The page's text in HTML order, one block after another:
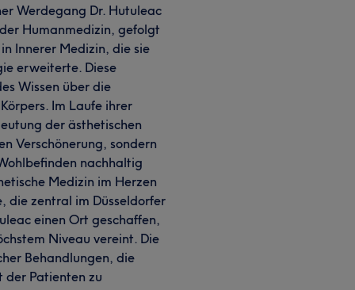
Werdegang Dr. Hutuleac
Humanmedizin, gefolgt
Innerer Medizin, die sie
erweiterte. Diese
Wissen über die
Im Laufe ihrer
der ästhetischen
Verschönerung, sondern
nachhaltig
Medizin im Herzen
die zentral im Düsseldorfer
einen Ort geschaffen,
Niveau vereint. Die
Behandlungen, die
der Patienten zu